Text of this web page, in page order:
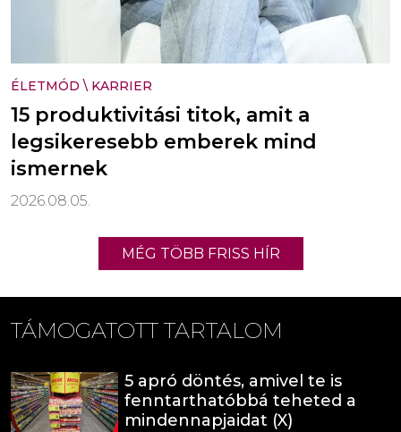
ÉLETMÓD \ KARRIER
15 produktivitási titok, amit a
legsikeresebb emberek mind
ismernek
2026.08.05.
MÉG TÖBB FRISS HÍR
TÁMOGATOTT TARTALOM
5 apró döntés, amivel te is
fenntarthatóbbá teheted a
mindennapjaidat (X)